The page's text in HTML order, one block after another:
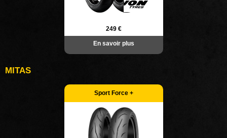
249 €
En savoir plus
MITAS
Sport Force +